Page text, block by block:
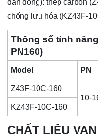
dẫn dòng): thép carbon
chống lưu hóa (KZ43F-
Thông số tính
PN160)
Model PN
Z43F-10C-160
10-
KZ43F-10C-160
CHẤT LIỆU